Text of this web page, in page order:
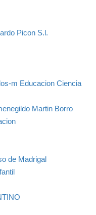
Picon S.l.
m Educacion Ciencia
Martin Borro
de Madrigal